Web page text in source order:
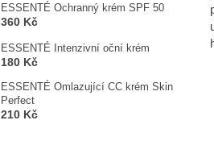
ESSENTÉ Ochranný krém SPF 50
360 Kč
ESSENTÉ Intenzivní oční krém
180 Kč
ESSENTÉ Omlazující CC krém Skin
Perfect
210 Kč